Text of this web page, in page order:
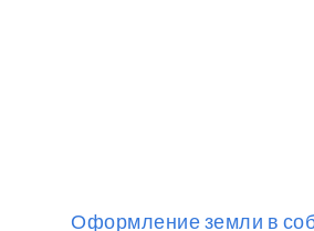
Оформление земли в